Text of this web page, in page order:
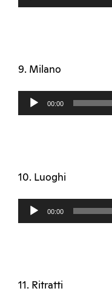
9. Milano
Audio
00:00
10. Luoghi
Audio
00:00
11. Ritratti